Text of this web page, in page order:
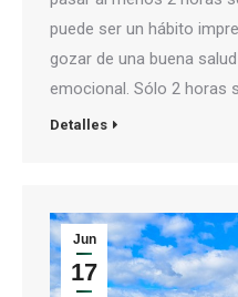
puede ser un hábito
gozar de una buena
emocional. Sólo 2 horas
Detalles
Jun
17